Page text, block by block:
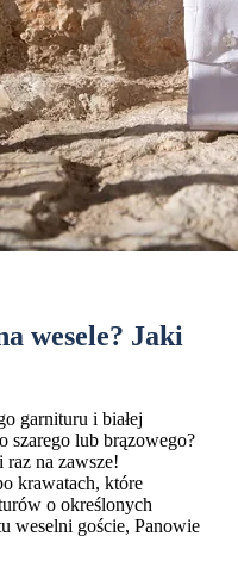
wesele? Jaki
garnituru i białej
szarego lub brązowego?
na zawsze!
krawatach, które
o określonych
weselni goście, Panowie